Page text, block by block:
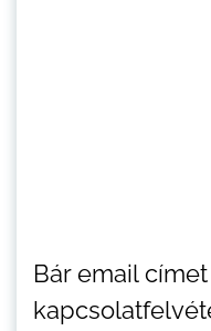
Bár email